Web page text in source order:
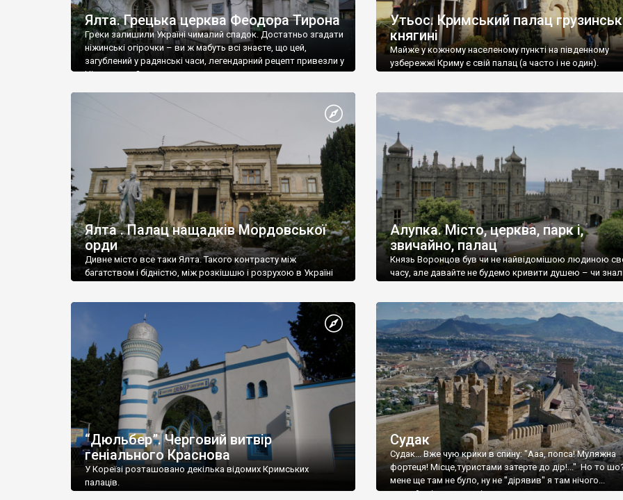
Ялта. Грецька церква Феодора Тирона
Греки залишили Україні чималий спадок. Достатньо згадати
ніжинські огірочки – ви ж мабуть всі знаєте, що цей,
загублений у радянські часи, легендарний рецепт привезли у
Ніжин греки?
Утьос. Кримський палац
княгині
Майже у кожному населеному пункті на південному
узбережжі Криму є свій палац (а часто і не один).
Ялта . Палац нащадків Мордовської
орди
Дивне місто все таки Ялта. Такого контрасту між
багатством і бідністю, між розкішшю і розрухою в Україні
Алупка. Місто, церква, парк і,
звичайно, палац
Князь Воронцов був чи не найвідомішою людиною
часу, але давайте не будемо кривити душею – чи
“Дюльбер”. Черговий витвір
геніального Краснова
У Кореїзі розташовано декілька відомих Кримських
палаців.
Судак
Судак... Вже чую крики в спину: "Ааа, попса! Муляжна
фортеця! Місце,туристами затерте до дір!..." Но то
мене ще там не було, ну не "дірявив" я там нічого...
принаймні до цього літа.